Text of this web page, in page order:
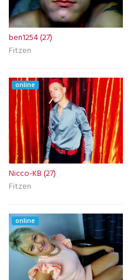
ben1254 (27)
Fitzen
online
Nicco-KB (27)
Fitzen
online